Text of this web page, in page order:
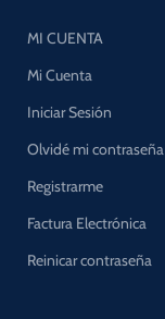
MI CUENTA
Mi Cuenta
Iniciar Sesión
Olvidé mi contraseña
Registrarme
Factura Electrónica
Reinicar contraseña